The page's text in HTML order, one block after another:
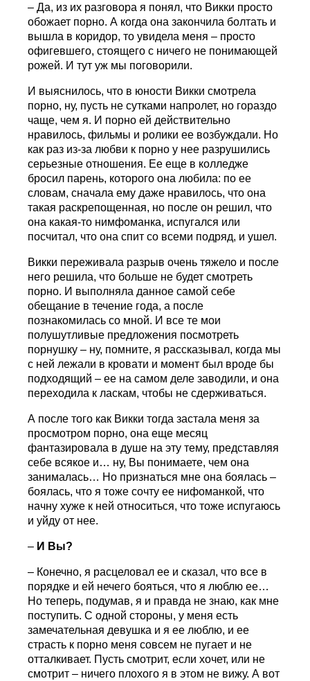
– Да, из их разговора я понял, что Викки просто
обожает порно. А когда она закончила болтать и
вышла в коридор, то увидела меня – просто
офигевшего, стоящего с ничего не понимающей
рожей. И тут уж мы поговорили.
И выяснилось, что в юности Викки смотрела
порно, ну, пусть не сутками напролет, но гораздо
чаще, чем я. И порно ей действительно
нравилось, фильмы и ролики ее возбуждали. Но
как раз из-за любви к порно у нее разрушились
серьезные отношения. Ее еще в колледже
бросил парень, которого она любила: по ее
словам, сначала ему даже нравилось, что она
такая раскрепощенная, но после он решил, что
она какая-то нимфоманка, испугался или
посчитал, что она спит со всеми подряд, и ушел.
Викки переживала разрыв очень тяжело и после
него решила, что больше не будет смотреть
порно. И выполняла данное самой себе
обещание в течение года, а после
познакомилась со мной. И все те мои
полушутливые предложения посмотреть
порнушку – ну, помните, я рассказывал, когда мы
с ней лежали в кровати и момент был вроде бы
подходящий – ее на самом деле заводили, и она
переходила к ласкам, чтобы не сдерживаться.
А после того как Викки тогда застала меня за
просмотром порно, она еще месяц
фантазировала в душе на эту тему, представляя
себе всякое и… ну, Вы понимаете, чем она
занималась… Но признаться мне она боялась –
боялась, что я тоже сочту ее нифоманкой, что
начну хуже к ней относиться, что тоже испугаюсь
и уйду от нее.
– И Вы?
– Конечно, я расцеловал ее и сказал, что все в
порядке и ей нечего бояться, что я люблю ее…
Но теперь, подумав, я и правда не знаю, как мне
поступить. С одной стороны, у меня есть
замечательная девушка и я ее люблю, и ее
страсть к порно меня совсем не пугает и не
отталкивает. Пусть смотрит, если хочет, или не
смотрит – ничего плохого я в этом не вижу. А вот